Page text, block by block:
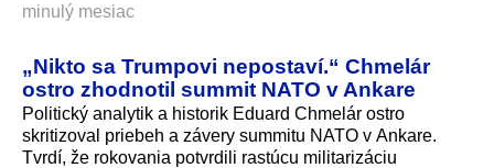
minulý mesiac
„Nikto sa Trumpovi nepostaví.“ Chmelár
ostro zhodnotil summit NATO v Ankare
Politický analytik a historik Eduard Chmelár ostro
skritizoval priebeh a závery summitu NATO v Ankare.
Tvrdí, že rokovania potvrdili rastúcu militarizáciu